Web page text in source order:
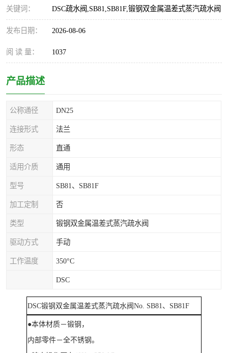
关键词： DSC疏水阀,SB81,SB81F,锻钢双金属温差式蒸汽疏水阀
发布日期： 2026-08-06
阅 读 量： 1037
产品描述
公称通径 DN25
连接形式 法兰
形态 直通
适用介质 通用
型号 SB81、SB81F
加工定制 否
类型 锻钢双金属温差式蒸汽疏水阀
驱动方式 手动
工作温度 350°C
DSC
DSC锻钢 双金属温差式蒸汽疏水阀No. SB81、SB81F
●本体材质－锻钢，
内部零件－全不锈钢。